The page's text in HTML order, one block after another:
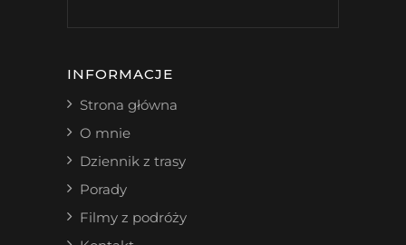
INFORMACJE
Strona główna
O mnie
Dziennik z trasy
Porady
Filmy z podróży